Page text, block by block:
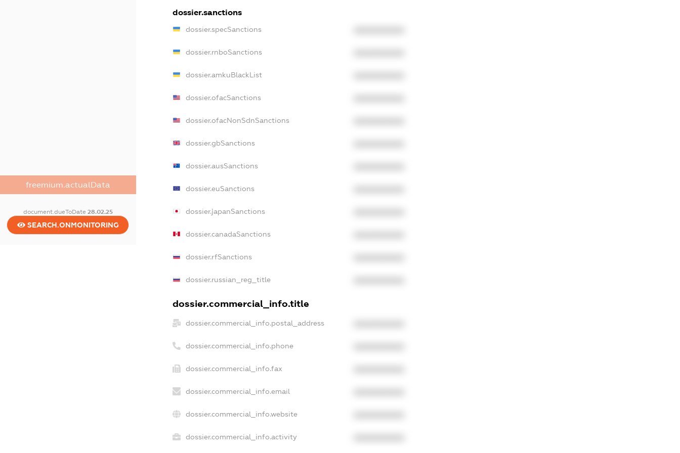
freemium.actualData
document.dueToDate 28.02.25
SEARCH.ONMONITORING
dossier.sanctions
dossier.specSanctions
dossier.rnboSanctions
dossier.amkuBlackList
dossier.ofacSanctions
dossier.ofacNonSdnSanctions
dossier.gbSanctions
dossier.ausSanctions
dossier.euSanctions
dossier.japanSanctions
dossier.canadaSanctions
dossier.rfSanctions
dossier.russian_reg_title
dossier.commercial_info.title
dossier.commercial_info.postal_address
dossier.commercial_info.phone
dossier.commercial_info.fax
dossier.commercial_info.email
dossier.commercial_info.website
dossier.commercial_info.activity